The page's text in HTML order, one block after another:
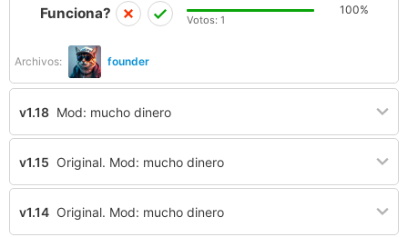
Archivos: founder
Funciona? 100%
Votos: 1
v1.18 Mod: mucho dinero
v1.15 Original. Mod: mucho dinero
v1.14 Original. Mod: mucho dinero